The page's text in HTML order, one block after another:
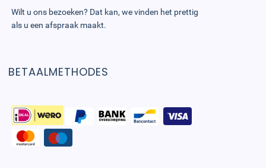
Wilt u ons bezoeken? Dat kan, we vinden het prettig
als u een afspraak maakt.
BETAALMETHODES